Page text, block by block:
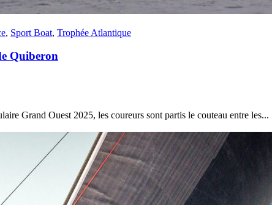
22Jan
Classe Ultim 32/23,Records,Trophée Jules Verne
Gitana 17 devient Actual Ultim 4
, Sport Boat, Trophée Atlantique
Quiberon
Grand Ouest 2025, les coureurs sont partis le couteau entre les...